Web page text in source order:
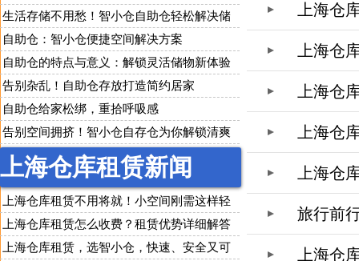
上海仓
上海仓
上海仓
上海仓
上海仓
旅行前
上海仓
寄存
生活存储不用愁！智小仓自助仓轻松解决储
物难题
自助仓：智小仓便捷空间解决方案
自助仓的特点与意义：解锁灵活储物新体验
告别杂乱！自助仓存放打造简约居家
自助仓给家松绑，重拾呼吸感
告别空间拥挤！智小仓自存仓为你解锁清爽
生活
上海仓库租赁新闻
上海仓库租赁不用将就！小空间刚需这样轻
松解决
上海仓库租赁怎么收费？租赁优势详细解答
上海仓库租赁，选智小仓，快速、安全又可